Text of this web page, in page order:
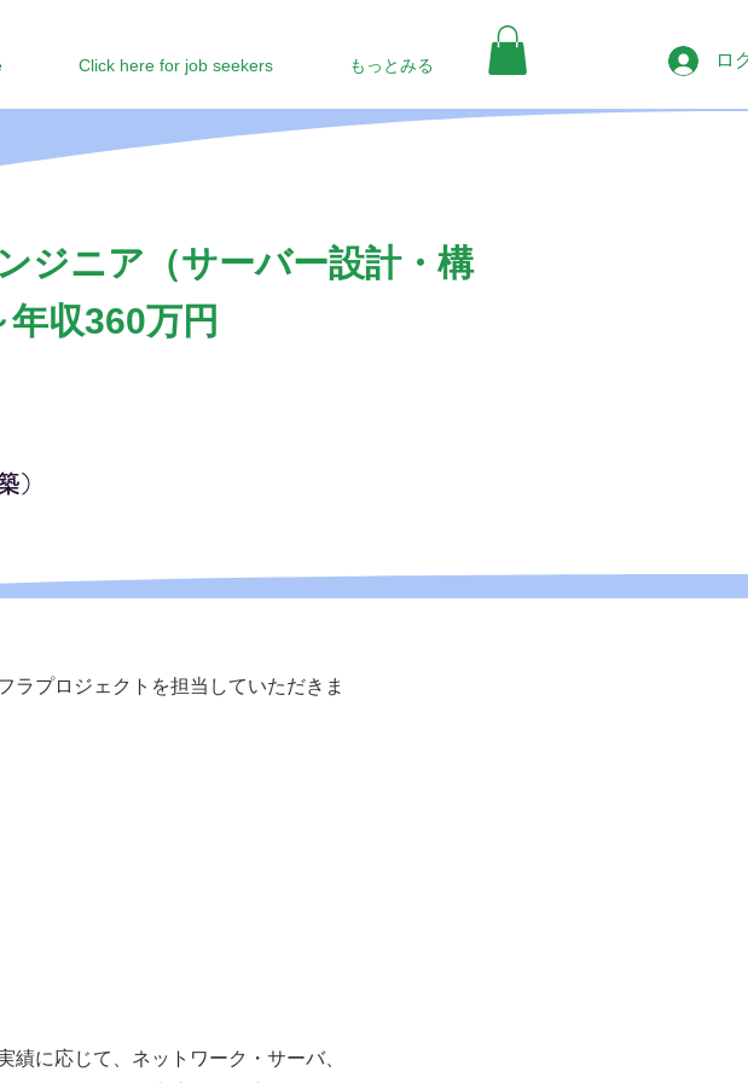
Click here for job seekers もっとみる ロ
ジニア（サーバー設計・構
収360万円
）
ラプロジェクトを担当していただきま
に応じて、ネットワーク・サーバ、